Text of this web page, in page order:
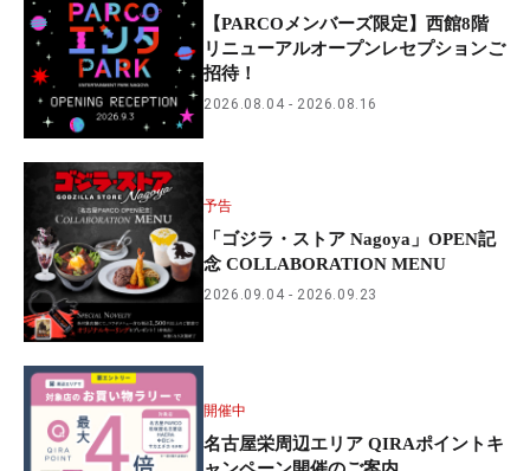
【PARCOメンバーズ限定】西館8階
リニューアルオープンレセプションご
招待！
2026.08.04 2026.08.16
予告
「ゴジラ・ストア Nagoya」OPEN記
念 COLLABORATION MENU
2026.09.04 2026.09.23
開催中
名古屋栄周辺エリア QIRAポイントキ